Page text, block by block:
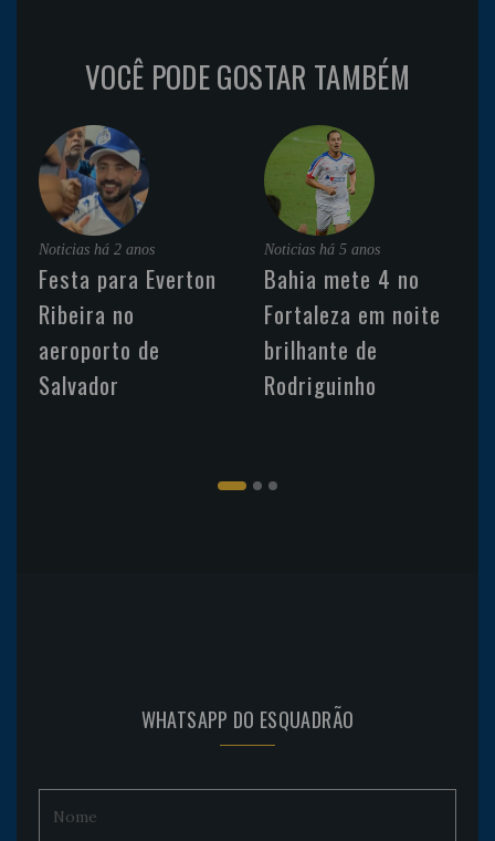
VOCÊ PODE GOSTAR TAMBÉM
Noticias há 2 anos
Festa para Everton
Ribeira no
aeroporto de
Salvador
Noticias há 5 anos
Bahia mete 4 no
Fortaleza em noite
brilhante de
Rodriguinho
WHATSAPP DO ESQUADRÃO